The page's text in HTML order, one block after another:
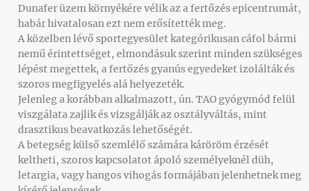
Dunafer üzem környékére vélik az a fertőzés epicentrumát,
habár hivatalosan ezt nem erősítették meg.
A közelben lévő sportegyesület kategórikusan cáfol bármi
nemű érintettséget, elmondásuk szerint minden szükséges
lépést megettek, a fertőzés gyanús egyedeket izolálták és
szoros megfigyelés alá helyezeték.
Jelenleg a korábban alkalmazott, ún. TAO gyógymód felül
viszgálata zajlik és vizsgálják az osztályváltás, mint
drasztikus beavatkozás lehetőségét.
A betegség külső szemlélő számára káröröm érzését
keltheti, szoros kapcsolatot ápoló személyeknél düh,
letargia, vagy hangos vihogás formájában jelenhetnek meg